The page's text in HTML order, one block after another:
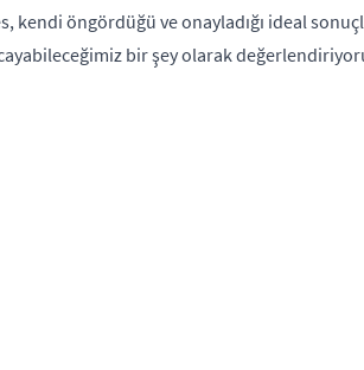
öngördüğü ve onayladığı ideal
bir şey olarak